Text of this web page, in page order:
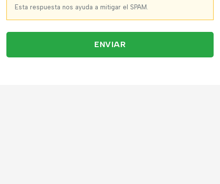
Esta respuesta nos ayuda a mitigar el SPAM.
ENVIAR